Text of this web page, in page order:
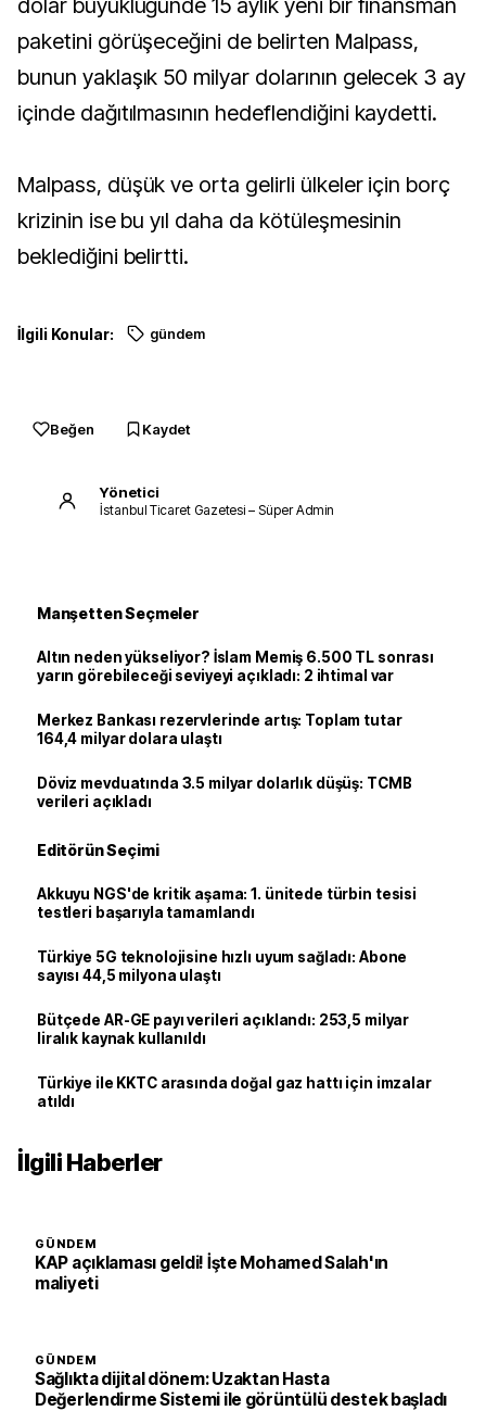
dolar büyüklüğünde 15 aylık yeni bir finansman
paketini görüşeceğini de belirten Malpass,
bunun yaklaşık 50 milyar dolarının gelecek 3 ay
içinde dağıtılmasının hedeflendiğini kaydetti.
Malpass, düşük ve orta gelirli ülkeler için borç
krizinin ise bu yıl daha da kötüleşmesinin
beklediğini belirtti.
İlgili Konular: gündem
Beğen Kaydet
Yönetici
İstanbul Ticaret Gazetesi – Süper Admin
Manşetten Seçmeler
Altın neden yükseliyor? İslam Memiş 6.500 TL sonrası
yarın görebileceği seviyeyi açıkladı: 2 ihtimal var
Merkez Bankası rezervlerinde artış: Toplam tutar
164,4 milyar dolara ulaştı
Döviz mevduatında 3.5 milyar dolarlık düşüş: TCMB
verileri açıkladı
Editörün Seçimi
Akkuyu NGS'de kritik aşama: 1. ünitede türbin tesisi
testleri başarıyla tamamlandı
Türkiye 5G teknolojisine hızlı uyum sağladı: Abone
sayısı 44,5 milyona ulaştı
Bütçede AR-GE payı verileri açıklandı: 253,5 milyar
liralık kaynak kullanıldı
Türkiye ile KKTC arasında doğal gaz hattı için imzalar
atıldı
İlgili Haberler
GÜNDEM
KAP açıklaması geldi! İşte Mohamed Salah'ın
maliyeti
GÜNDEM
Sağlıkta dijital dönem: Uzaktan Hasta
Değerlendirme Sistemi ile görüntülü destek başladı